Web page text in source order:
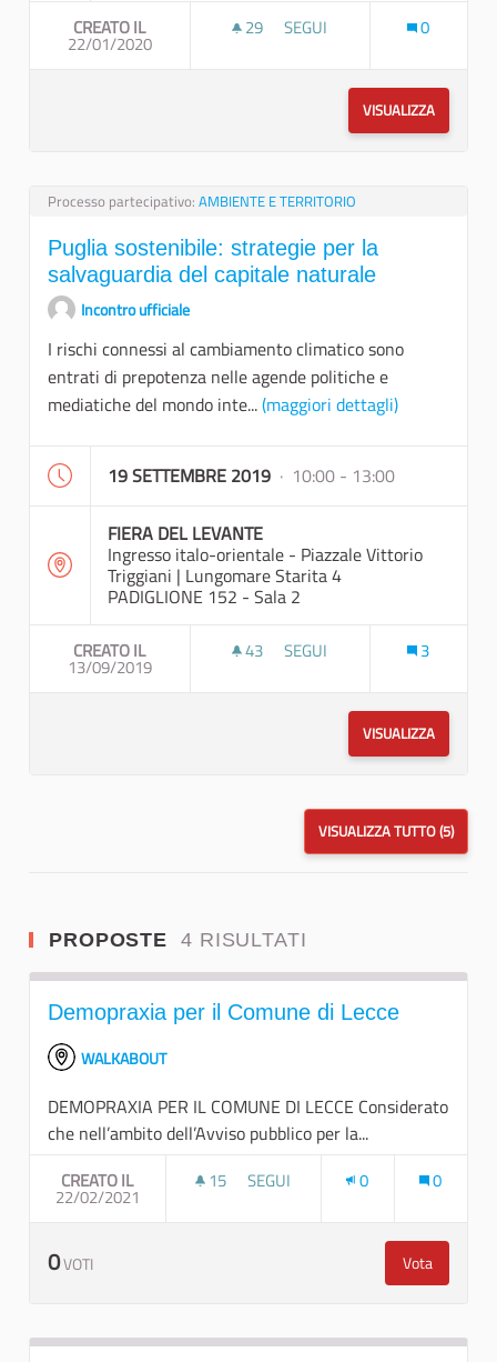
CREATO IL
22/01/2020
29 29 SOSTENITORI
SEGUI 0
VISUALIZZA
Processo partecipativo: AMBIENTE E TERRITORIO
Puglia sostenibile: strategie per la
salvaguardia del capitale naturale
Incontro ufficiale
I rischi connessi al cambiamento climatico sono
entrati di prepotenza nelle agende politiche e
mediatiche del mondo inte...(maggiori dettagli)
19 SETTEMBRE 2019 · 10:00 - 13:00
FIERA DEL LEVANTE
Ingresso italo-orientale - Piazzale Vittorio
Triggiani | Lungomare Starita 4
PADIGLIONE 152 - Sala 2
CREATO IL
13/09/2019
43 43 SOSTENITORI
SEGUI 3
VISUALIZZA
VISUALIZZA TUTTO (5)
PROPOSTE 4 RISULTATI
Demopraxia per il Comune di Lecce
WALKABOUT
DEMOPRAXIA PER IL COMUNE DI LECCE Considerato
che nell’ambito dell’Avviso pubblico per la...
CREATO IL
22/02/2021
15 15 SOSTENITORI
SEGUI 0 0
0VOTI Vota